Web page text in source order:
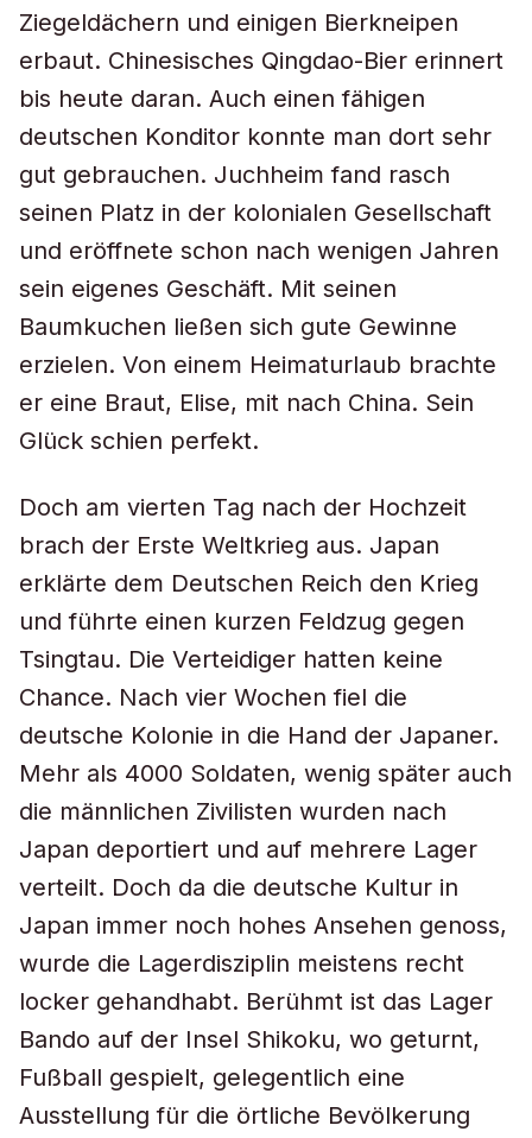
Ziegeldächern und einigen Bierkneipen
erbaut. Chinesisches Qingdao-Bier erinnert
bis heute daran. Auch einen fähigen
deutschen Konditor konnte man dort sehr
gut gebrauchen. Juchheim fand rasch
seinen Platz in der kolonialen Gesellschaft
und eröffnete schon nach wenigen Jahren
sein eigenes Geschäft. Mit seinen
Baumkuchen ließen sich gute Gewinne
erzielen. Von einem Heimaturlaub brachte
er eine Braut, Elise, mit nach China. Sein
Glück schien perfekt.
Doch am vierten Tag nach der Hochzeit
brach der Erste Weltkrieg aus. Japan
erklärte dem Deutschen Reich den Krieg
und führte einen kurzen Feldzug gegen
Tsingtau. Die Verteidiger hatten keine
Chance. Nach vier Wochen fiel die
deutsche Kolonie in die Hand der Japaner.
Mehr als 4000 Soldaten, wenig später auch
die männlichen Zivilisten wurden nach
Japan deportiert und auf mehrere Lager
verteilt. Doch da die deutsche Kultur in
Japan immer noch hohes Ansehen genoss,
wurde die Lagerdisziplin meistens recht
locker gehandhabt. Berühmt ist das Lager
Bando auf der Insel Shikoku, wo geturnt,
Fußball gespielt, gelegentlich eine
Ausstellung für die örtliche Bevölkerung